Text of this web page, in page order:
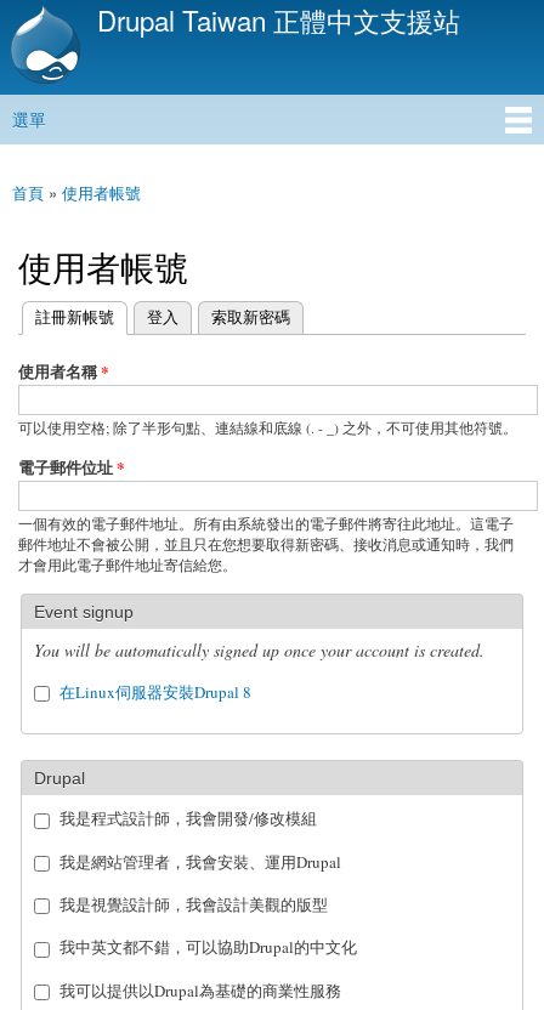
移
內
Drupal Taiwan 正體中文支援站
主選單
選單
您在這裡
首頁 » 使用者帳號
使用者帳號
主要索引標籤
註冊新帳號
(作用中頁籤) 登入 索取新密碼
使用者名稱*
可以使用空格; 除了半形句點、連結線和底線 (. - _) 之外，不可使用其他符號。
電子郵件位址*
一個有效的電子郵件地址。所有由系統發出的電子郵件將寄往此地址。這電子
郵件地址不會被公開，並且只在您想要取得新密碼、接收消息或通知時，我們
才會用此電子郵件地址寄信給您。
Event signup
You will be automatically signed up once your account is created.
在Linux伺服器安裝Drupal 8
Drupal
我是程式設計師，我會開發/修改模組
我是網站管理者，我會安裝、運用Drupal
我是視覺設計師，我會設計美觀的版型
我中英文都不錯，可以協助Drupal的中文化
我可以提供以Drupal為基礎的商業性服務